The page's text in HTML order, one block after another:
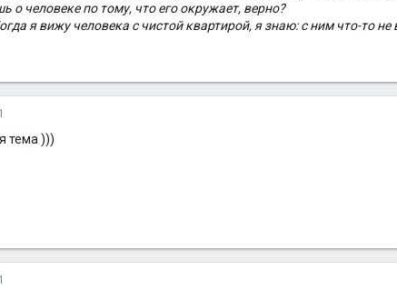
о человеке по тому, что его окружает, верно?
я вижу человека с чистой квартирой, я знаю: с ним что-то
тема )))